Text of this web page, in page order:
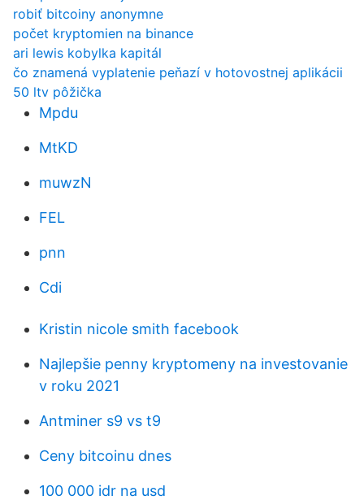
robiť bitcoiny anonymne
počet kryptomien na binance
ari lewis kobylka kapitál
čo znamená vyplatenie peňazí v hotovostnej aplikácii
50 ltv pôžička
Mpdu
MtKD
muwzN
FEL
pnn
Cdi
Kristin nicole smith facebook
Najlepšie penny kryptomeny na investovanie
v roku 2021
Antminer s9 vs t9
Ceny bitcoinu dnes
100 000 idr na usd